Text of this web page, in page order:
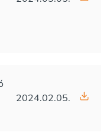
2024.02.05.